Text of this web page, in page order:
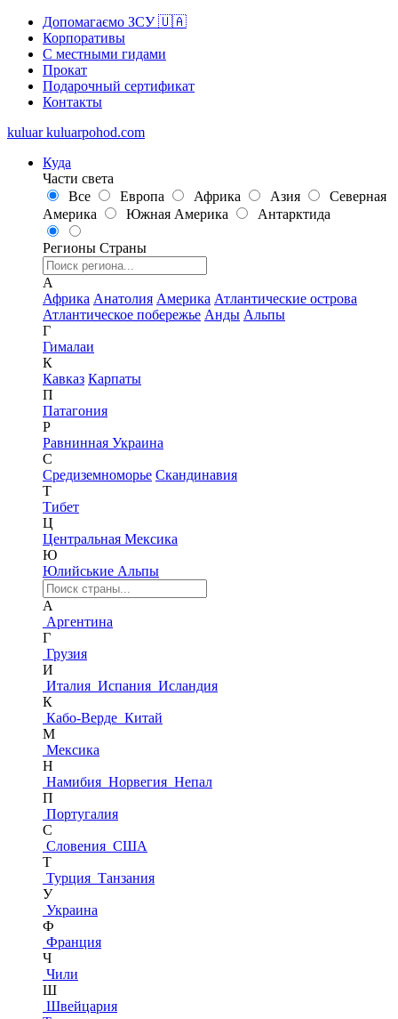
Допомагаємо ЗСУ 🇺🇦
Корпоративы
С местными гидами
Прокат
Подарочный сертификат
Контакты
kuluar kuluarpohod.com
Куда
Части света
Все
Европа Африка Азия
Северная
Америка
Южная Америка Антарктида
Регионы Страны
А
Африка Анатолия Америка Атлантические острова
Атлантическое побережье Анды Альпы
Г
Гималаи
К
Кавказ Карпаты
П
Патагония
Р
Равнинная Украина
С
Средиземноморье Скандинавия
Т
Тибет
Ц
Центральная Мексика
Ю
Юлийськие Альпы
А
Аргентина
Г
Грузия
И
Италия Испания Исландия
К
Кабо-Верде Китай
М
Мексика
Н
Намибия Норвегия Непал
П
Португалия
С
Словения США
Т
Турция Танзания
У
Украина
Ф
Франция
Ч
Чили
Ш
Швейцария